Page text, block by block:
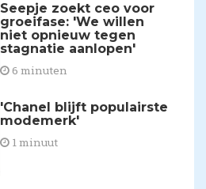
Seepje zoekt ceo voor
groeifase: 'We willen
niet opnieuw tegen
stagnatie aanlopen'
6 minuten
'Chanel blijft populairste
modemerk'
1 minuut